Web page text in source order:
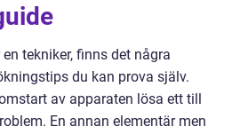
tekniker, finns det några
du kan prova själv.
av apparaten lösa ett till
En annan elementär men